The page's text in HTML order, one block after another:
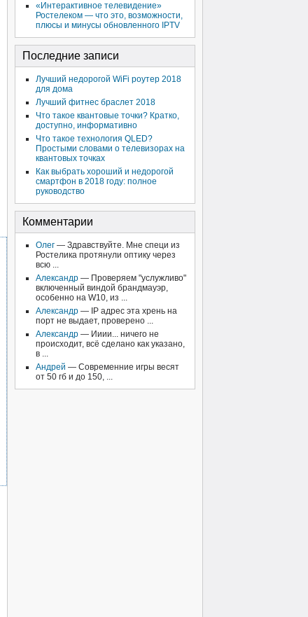
«Интерактивное телевидение»
Ростелеком — что это, возможности,
плюсы и минусы обновленного IPTV
Последние записи
Лучший недорогой WiFi роутер 2018
для дома
Лучший фитнес браслет 2018
Что такое квантовые точки? Кратко,
доступно, информативно
Что такое технология QLED?
Простыми словами о телевизорах на
квантовых точках
Как выбрать хороший и недорогой
смартфон в 2018 году: полное
руководство
Комментарии
Олег — Здравствуйте. Мне специ из
Ростелика протянули оптику через
всю ...
Александр — Проверяем "услужливо"
включенный виндой брандмауэр,
особенно на W10, из ...
Александр — IP адрес эта хрень на
порт не выдает, проверено ...
Александр — Ииии... ничего не
происходит, всё сделано как указано,
в ...
Андрей — Современние игры весят
от 50 гб и до 150, ...